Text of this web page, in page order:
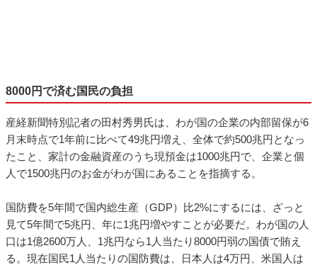
8000円で済む国民の負担
産経新聞特別記者の田村秀男氏は、わが国の企業の内部留保が6
月末時点で1年前に比べて49兆円増え、全体で約500兆円となっ
たこと、家計の金融資産のうち現預金は1000兆円で、企業と個
人で1500兆円のお金がわが国にあることを指摘する。
国防費を5年間で国内総生産（GDP）比2%にするには、ざっと
見て5年間で5兆円、年に1兆円増やすことが必要だ。わが国の人
口は1億2600万人、1兆円なら1人当たり8000円弱の国債で賄え
る。現在国民1人当たりの国防費は、日本人は4万円、米国人は